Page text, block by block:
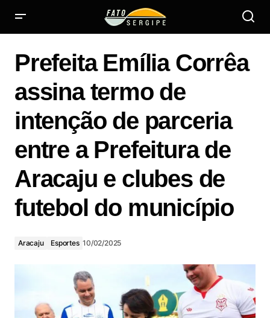
parceria entre a Prefeitura de Aracaju e clubes de futebol
do município
Prefeita Emília Corrêa
assina termo de
intenção de parceria
entre a Prefeitura de
Aracaju e clubes de
futebol do município
Aracaju Esportes 10/02/2025